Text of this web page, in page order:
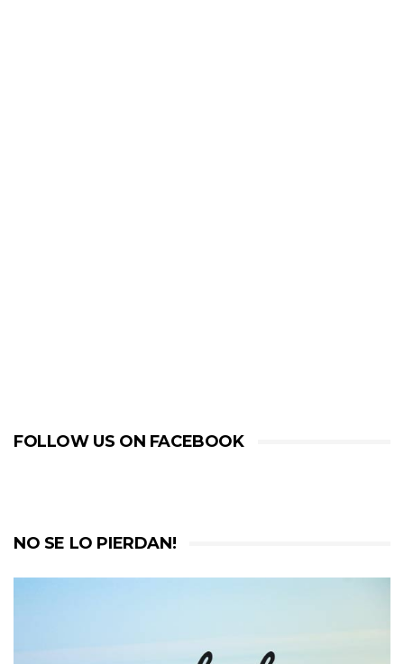
FOLLOW US ON FACEBOOK
NO SE LO PIERDAN!